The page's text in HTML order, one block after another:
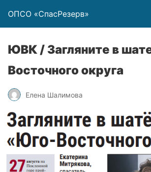
ОПСО «СпасРезерв»
ЮВК / Загляните в
Восточного округа
Елена Шалимова